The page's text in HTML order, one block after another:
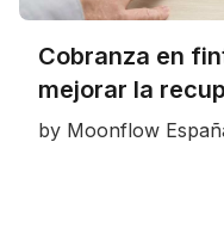
Cobranza en
mejorar la
by Moonflow